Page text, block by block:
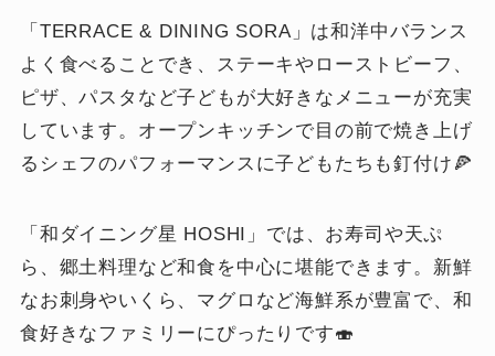
「TERRACE & DINING SORA」は和洋中バランス
よく食べることでき、ステーキやローストビーフ、
ピザ、パスタなど子どもが大好きなメニューが充実
しています。オープンキッチンで目の前で焼き上げ
るシェフのパフォーマンスに子どもたちも釘付け🍕
「和ダイニング星 HOSHI」では、お寿司や天ぷ
ら、郷土料理など和食を中心に堪能できます。新鮮
なお刺身やいくら、マグロなど海鮮系が豊富で、和
食好きなファミリーにぴったりです🍣